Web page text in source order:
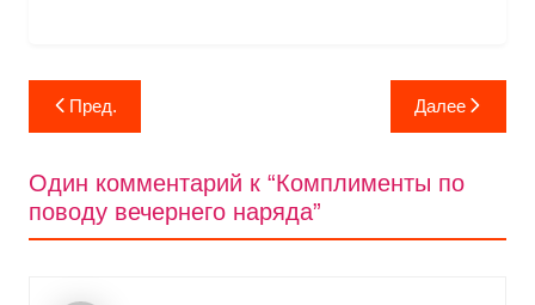
Навигация
по
записям
Пред. Далее
Один комментарий к “Комплименты по
поводу вечернего наряда”